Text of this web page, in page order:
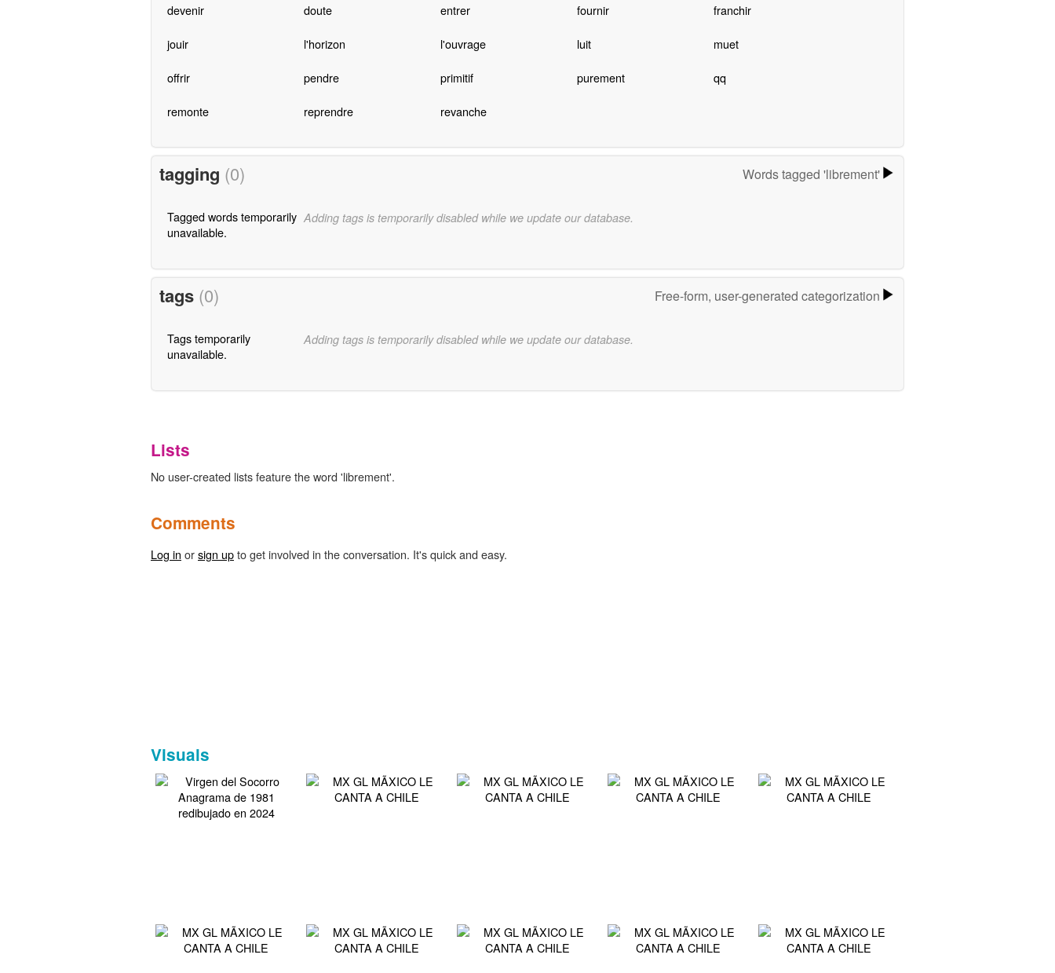
devenir doute entrer fournir franchir
jouir l'horizon l'ouvrage luit muet
offrir pendre primitif purement qq
remonte reprendre revanche
tagging (0) Words tagged 'librement'
Tagged words temporarily
unavailable.
Adding tags is temporarily disabled while we update our database.
tags (0) Free-form, user-generated categorization
Tags temporarily
unavailable.
Adding tags is temporarily disabled while we update our database.
Lists
No user-created lists feature the word 'librement'.
Comments
Log in orsign upto get involved in the conversation. It's quick and easy.
Visuals